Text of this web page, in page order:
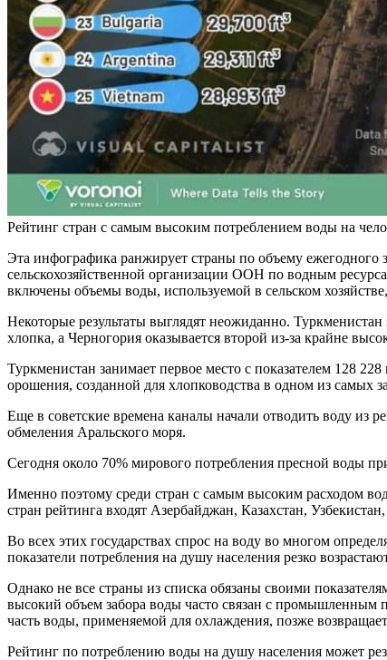
Рейтинг стран с самым высоким потреблением воды на
Эта инфографика ранжирует страны по объему
сельскохозяйственной организации ООН по водным
включены объемы воды, используемой в сельском
Некоторые результаты выглядят неожиданно.
хлопка, а Черногория оказывается второй из-за крайне
Туркменистан занимает первое место с показателем 128
орошения, созданной для хлопководства в одном из самых
Еще в советские времена каналы начали отводить воду из
обмеления Аральского моря.
Сегодня около 70% мирового потребления пресной воды
Именно поэтому среди стран с самым высоким расходом
стран рейтинга входят Азербайджан, Казахстан,
Во всех этих государствах спрос на воду во многом
показатели потребления на душу населения резко
Однако не все страны из списка обязаны своими
высокий объем забора воды часто связан с промышленным
часть воды, применяемой для охлаждения, позже
Рейтинг по потреблению воды на душу населения может